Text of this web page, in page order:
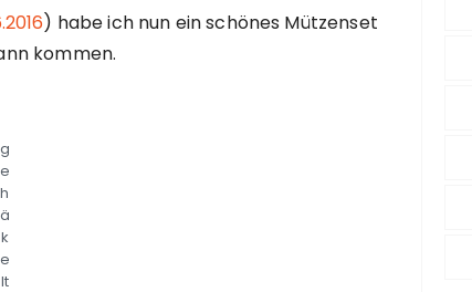
) habe ich nun ein schönes Mützenset
kommen.
g
e
h
ä
k
e
lt